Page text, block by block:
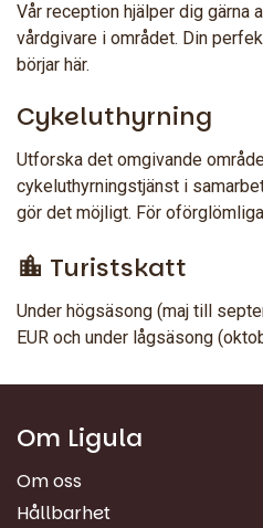
Vår reception hjälper dig gärna
vårdgivare i området. Din
börjar här.
Cykeluthyrning
Utforska det omgivande
cykeluthyrningstjänst i
gör det möjligt. För
Turistskatt
Under högsäsong (maj till
EUR och under lågsäsong
Om Ligula
Om oss
Hållbarhet